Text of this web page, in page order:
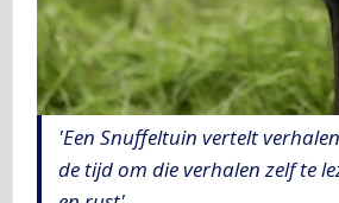
'Een Snuffeltuin vertelt
de tijd om die verhalen zelf te